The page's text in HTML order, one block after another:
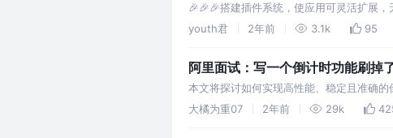
🎉🎉🎉搭建插件系统，使应用可灵活扩展
youth君
2年前 3.1k 95
阿里面试：写一个倒计时功能刷掉
本文将探讨如何实现高性能、稳定且准确
提供最佳实践和代码示例，确保倒计时的精
大橘为重07 2年前 29k